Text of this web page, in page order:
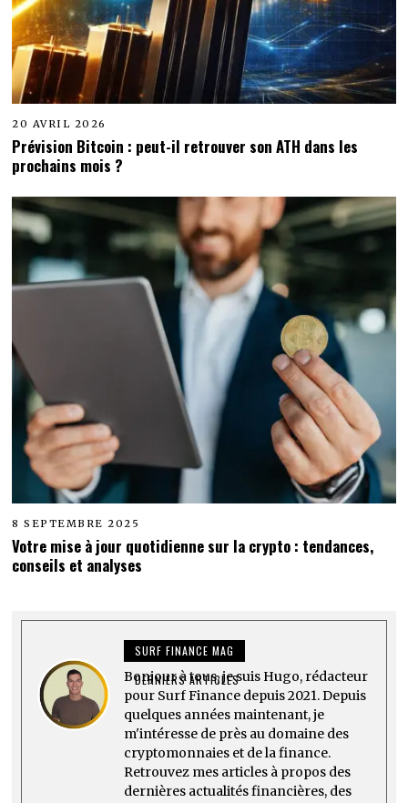
20 AVRIL 2026
Prévision Bitcoin : peut-il retrouver son ATH dans les
prochains mois ?
8 SEPTEMBRE 2025
Votre mise à jour quotidienne sur la crypto : tendances,
conseils et analyses
SURF FINANCE MAG
DERNIERS ARTICLES
Bonjour à tous, je suis Hugo, rédacteur
pour Surf Finance depuis 2021. Depuis
quelques années maintenant, je
m'intéresse de près au domaine des
cryptomonnaies et de la finance.
Retrouvez mes articles à propos des
dernières actualités financières, des